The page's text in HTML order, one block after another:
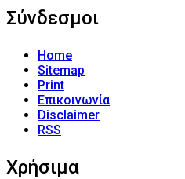
Σύνδεσμοι
Home
Sitemap
Print
Επικοινωνία
Disclaimer
RSS
Χρήσιμα